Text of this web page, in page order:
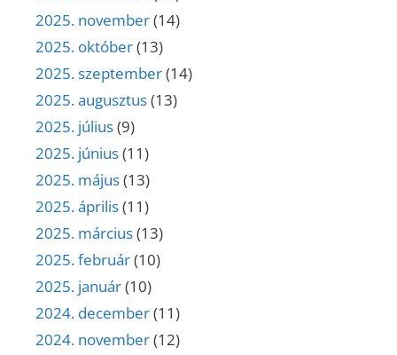
2025. november(14)
2025. október(13)
2025. szeptember(14)
2025. augusztus(13)
2025. július(9)
2025. június(11)
2025. május(13)
2025. április(11)
2025. március(13)
2025. február(10)
2025. január(10)
2024. december(11)
2024. november(12)